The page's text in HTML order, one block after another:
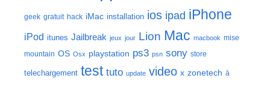
geek gratuit hack iMac installation ios ipad iPhone
iPod itunes Jailbreak jeux jour Lion Mac macbook mise
mountain OS Osx playstation ps3 psn sony store
telechargement test tuto update video x zonetech à